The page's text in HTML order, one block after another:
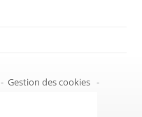
- Gestion des cookies -